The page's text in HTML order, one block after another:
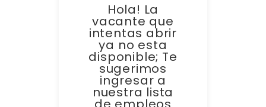
Hola! La
vacante que
intentas abrir
ya no esta
disponible; Te
sugerimos
ingresar a
nuestra lista